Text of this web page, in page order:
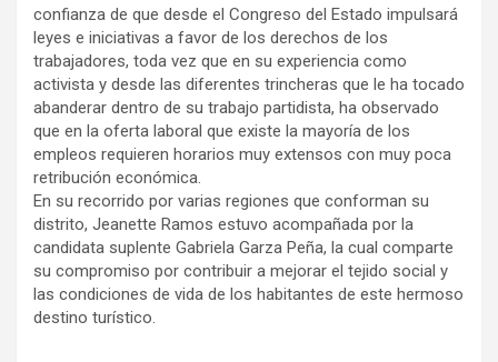
confianza de que desde el Congreso del Estado impulsará
leyes e iniciativas a favor de los derechos de los
trabajadores, toda vez que en su experiencia como
activista y desde las diferentes trincheras que le ha tocado
abanderar dentro de su trabajo partidista, ha observado
que en la oferta laboral que existe la mayoría de los
empleos requieren horarios muy extensos con muy poca
retribución económica.
En su recorrido por varias regiones que conforman su
distrito, Jeanette Ramos estuvo acompañada por la
candidata suplente Gabriela Garza Peña, la cual comparte
su compromiso por contribuir a mejorar el tejido social y
las condiciones de vida de los habitantes de este hermoso
destino turístico.